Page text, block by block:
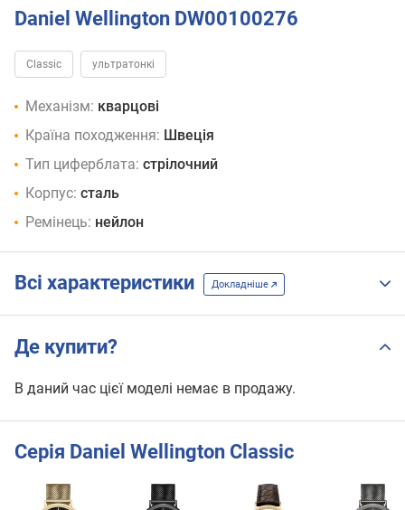
Daniel Wellington DW00100276
Classic ультратонкі
Механізм: кварцові
Країна походження: Швеція
Тип циферблата: стрілочний
Корпус: сталь
Ремінець: нейлон
Всі характеристики Докладніше
Де купити?
В даний час цієї моделі немає в продажу.
Серія Daniel Wellington Classic